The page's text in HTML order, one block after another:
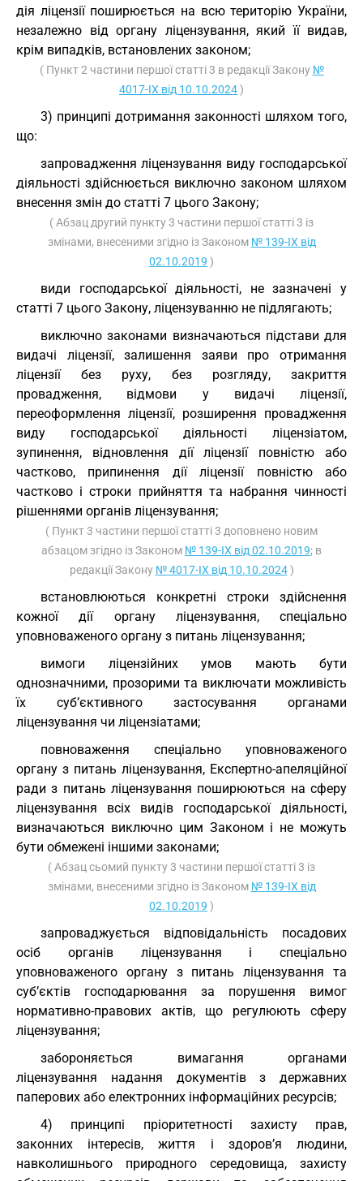
дія ліцензії поширюється на всю територію України,
незалежно від органу ліцензування, який її видав,
крім випадків, встановлених законом;
( Пункт 2 частини першої статті 3 в редакції Закону №
4017-IX від 10.10.2024)
3) принципі дотримання законності шляхом того,
що:
запровадження ліцензування виду господарської
діяльності здійснюється виключно законом шляхом
внесення змін до статті 7 цього Закону;
( Абзац другий пункту 3 частини першої статті 3 із
змінами, внесеними згідно із Законом № 139-IX від
02.10.2019 )
види господарської діяльності, не зазначені у
статті 7 цього Закону, ліцензуванню не підлягають;
виключно законами визначаються підстави для
видачі ліцензії, залишення заяви про отримання
ліцензії без руху, без розгляду, закриття
провадження, відмови у видачі ліцензії,
переоформлення ліцензії, розширення провадження
виду господарської діяльності ліцензіатом,
зупинення, відновлення дії ліцензії повністю або
частково, припинення дії ліцензії повністю або
частково і строки прийняття та набрання чинності
рішеннями органів ліцензування;
( Пункт 3 частини першої статті 3 доповнено новим
абзацом згідно із Законом № 139-IX від 02.10.2019; в
редакції Закону № 4017-IX від 10.10.2024)
встановлюються конкретні строки здійснення
кожної дії органу ліцензування, спеціально
уповноваженого органу з питань ліцензування;
вимоги ліцензійних умов мають бути
однозначними, прозорими та виключати можливість
їх суб’єктивного застосування органами
ліцензування чи ліцензіатами;
повноваження спеціально уповноваженого
органу з питань ліцензування, Експертно-апеляційної
ради з питань ліцензування поширюються на сферу
ліцензування всіх видів господарської діяльності,
визначаються виключно цим Законом і не можуть
бути обмежені іншими законами;
( Абзац сьомий пункту 3 частини першої статті 3 із
змінами, внесеними згідно із Законом № 139-IX від
02.10.2019 )
запроваджується відповідальність посадових
осіб органів ліцензування і спеціально
уповноваженого органу з питань ліцензування та
суб’єктів господарювання за порушення вимог
нормативно-правових актів, що регулюють сферу
ліцензування;
забороняється вимагання органами
ліцензування надання документів з державних
паперових або електронних інформаційних ресурсів;
4) принципі пріоритетності захисту прав,
законних інтересів, життя і здоров’я людини,
навколишнього природного середовища, захисту